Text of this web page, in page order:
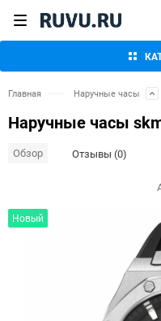
Главная Наручные часы
Наручные часы
Обзор Отзывы (0)
Новый